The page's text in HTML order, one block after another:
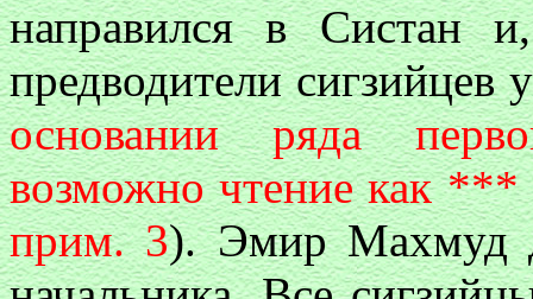
направился в Систан
предводители
основании ряда
возможно чтение как
прим. 3). Эмир Махмуд